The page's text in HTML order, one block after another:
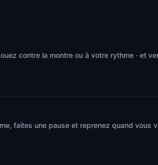
contre la montre ou à votre rythme · et
faites une pause et reprenez quand vous